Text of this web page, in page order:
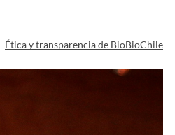
Ética y transparencia de BioBioChile